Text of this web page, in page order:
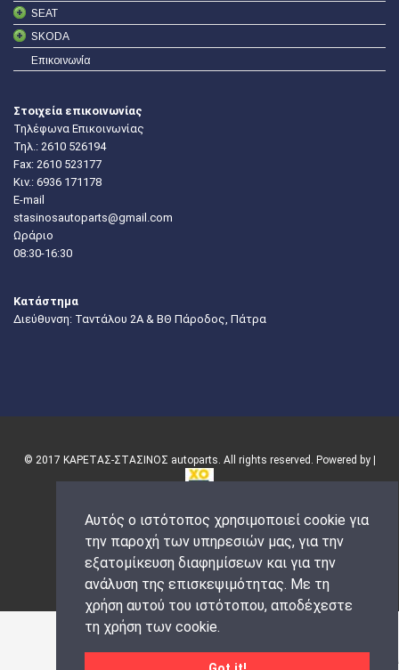
Αυτός ο ιστότοπος χρησιμοποιεί cookie για
την παροχή των υπηρεσιών μας, για την
εξατομίκευση διαφημίσεων και για την
ανάλυση της επισκεψιμότητας. Με τη
χρήση αυτού του ιστότοπου, αποδέχεστε
τη χρήση των cookie.
SEAT
SKODA
Επικοινωνία
Στοιχεία επικοινωνίας
Τηλέφωνα Επικοινωνίας
Τηλ.: 2610 526194
Fax: 2610 523177
Κιν.: 6936 171178
E-mail
stasinosautoparts@gmail.com
Ωράριο
08:30-16:30
Κατάστημα
Διεύθυνση: Ταντάλου 2Α & ΒΘ Πάροδος, Πάτρα
© 2017 ΚΑΡΕΤΑΣ-ΣΤΑΣΙΝΟΣ autoparts. All rights reserved. Powered by |